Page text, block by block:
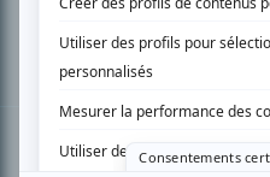
Gestion du consentement